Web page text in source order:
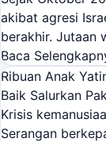
akibat agresi
berakhir. Jutaan
Baca
Ribuan Anak
Baik Salurkan
Krisis
Serangan